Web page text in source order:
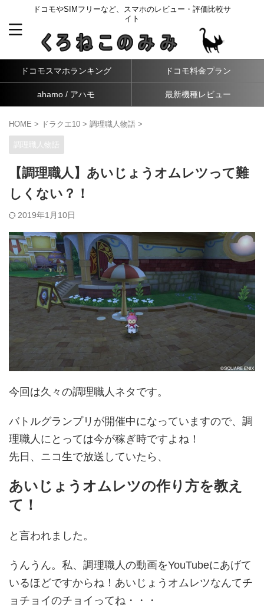
ドコモやSIMフリーなど、スマホのレビュー・評価比較サ
イト
ドコモスマホランキング ドコモ料金プラン
ahamo / アハモ 最新機種レビュー
HOME > ドラクエ10 > 調理職人物語 >
調理職人物語
【調理職人】あいじょうオムレツって難
しくない？！
2019年1月10日
今回は久々の調理職人ネタです。
バトルグランプリが開催中になっていますので、調
理職人にとっては今が稼ぎ時ですよね！
先日、ニコ生で放送していたら、
あいじょうオムレツの作り方を教え
て！
と言われました。
うんうん。私、調理職人の動画をYouTubeにあげて
いるほどですからね！あいじょうオムレツなんてチ
ョチョイのチョイってね・・・